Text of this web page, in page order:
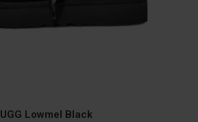
UGG Lowmel Black